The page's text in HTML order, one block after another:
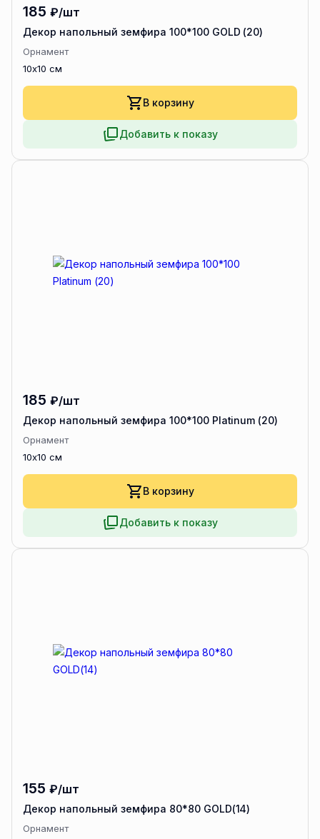
185 ₽/шт
Декор напольный земфира 100*100 GOLD (20)
Орнамент
10x10 см
В корзину
Добавить к показу
185 ₽/шт
Декор напольный земфира 100*100 Platinum (20)
Орнамент
10x10 см
В корзину
Добавить к показу
155 ₽/шт
Декор напольный земфира 80*80 GOLD(14)
Орнамент